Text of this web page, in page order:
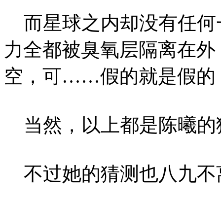
而星球之内却没有任何
力全都被臭氧层隔离在
空，可……假的就是假的
当然，以上都是陈曦的
不过她的猜测也八九不